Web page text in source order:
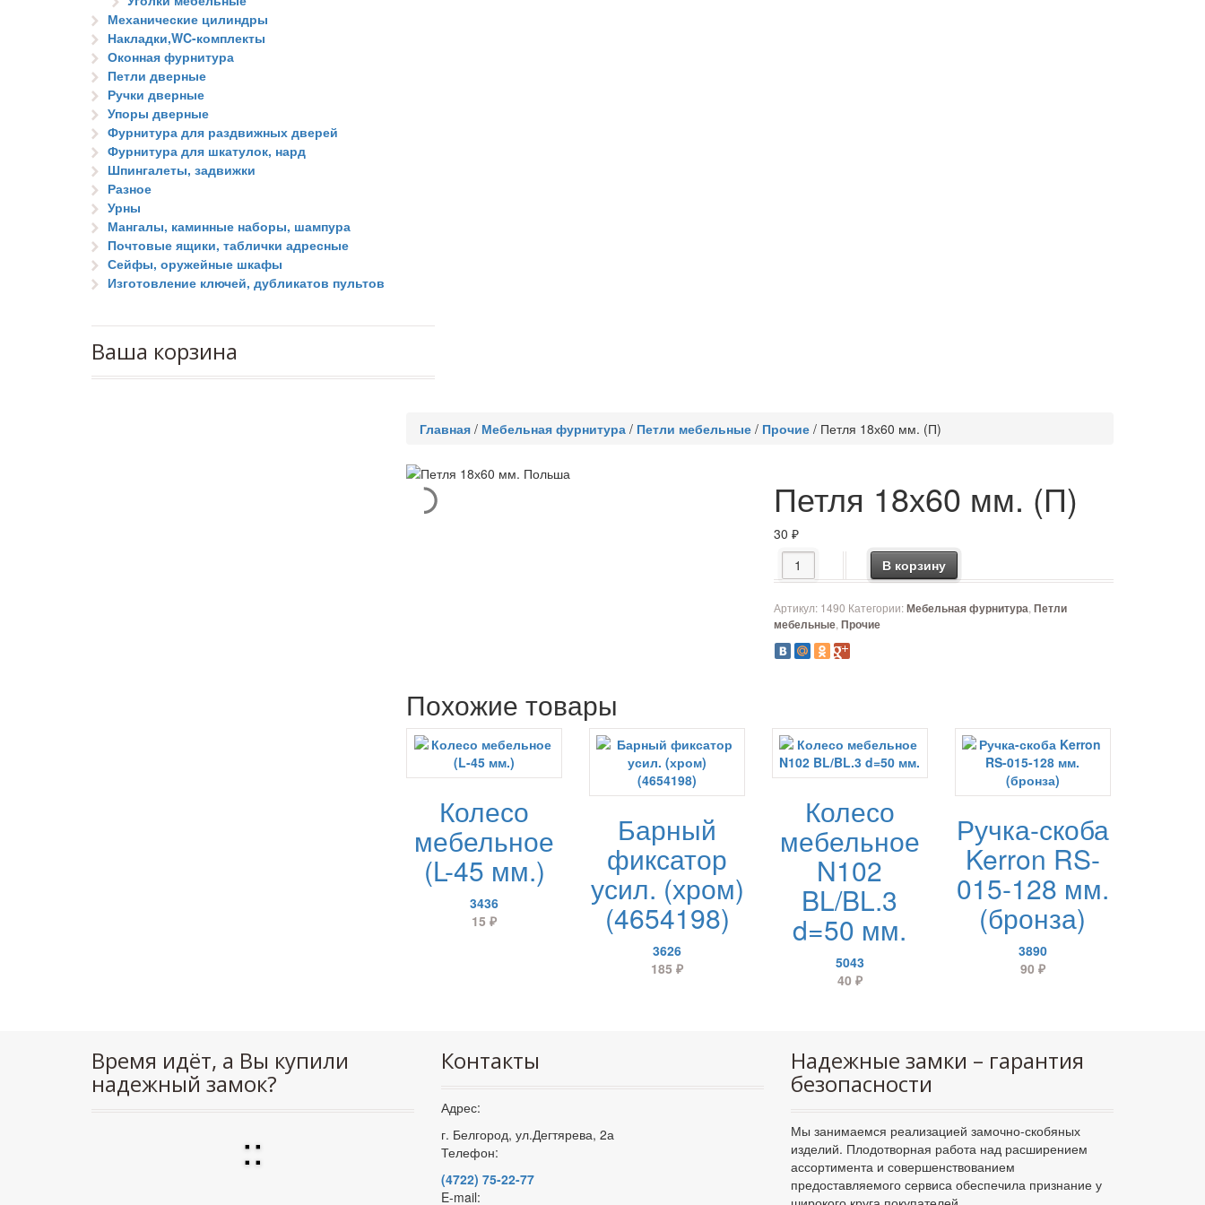
Механические цилиндры
Накладки,WC-комплекты
Оконная фурнитура
Петли дверные
Ручки дверные
Упоры дверные
Фурнитура для раздвижных дверей
Фурнитура для шкатулок, нард
Шпингалеты, задвижки
Разное
Урны
Мангалы, каминные наборы, шампура
Почтовые ящики, таблички адресные
Сейфы, оружейные шкафы
Изготовление ключей, дубликатов пультов
Ваша корзина
Главная / Мебельная фурнитура / Петли мебельные / Прочие / Петля 18х60 мм. (П)
Петля 18х60 мм. (П)
30₽
Количество товара Петля 18х60 мм. (П)
В корзину
Артикул: 1490 Категории:Мебельная фурнитура,Петли
мебельные,Прочие
Похожие товары
Колесо
мебельное
(L-45 мм.)
3436
15₽
Барный
фиксатор
усил. (хром)
(4654198)
3626
185 ₽
Колесо
мебельное
N102
BL/BL.3
d=50 мм.
5043
40 ₽
Ручка-скоба
Kerron RS-
015-128 мм.
(бронза)
3890
90 ₽
Время идёт, а Вы купили
надежный замок?
::
Контакты
Адрес:
г. Белгород, ул.Дегтярева, 2а
Телефон:
(4722) 75-22-77
E-mail:
Надежные замки – гарантия
безопасности
Мы занимаемся реализацией замочно-скобяных
изделий. Плодотворная работа над расширением
ассортимента и совершенствованием
предоставляемого сервиса обеспечила признание у